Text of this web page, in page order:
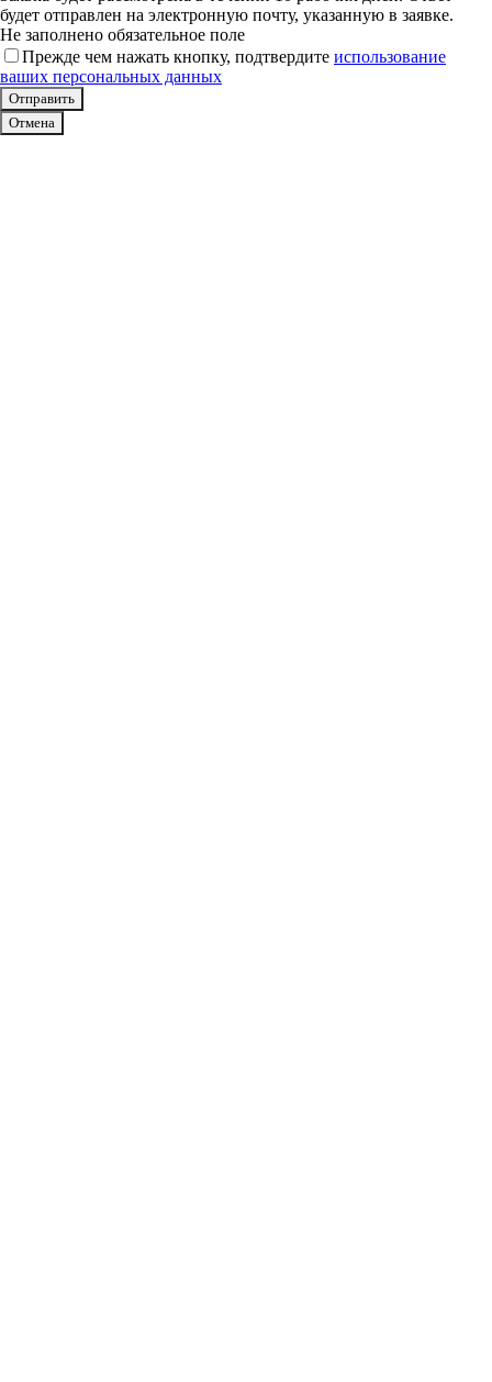
будет отправлен на электронную почту, указанную в заявке.
Не заполнено обязательное поле
Прежде чем нажать кнопку, подтвердите использование
ваших персональных данных
Отмена